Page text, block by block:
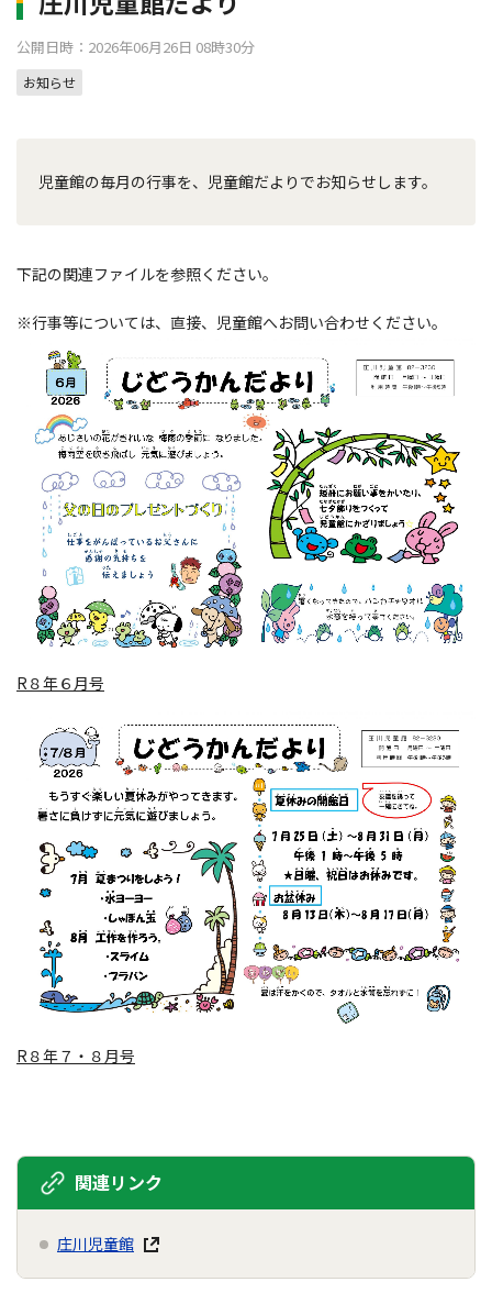
公開日時：2026年06月26日 08時30分
お知らせ
児童館の毎月の行事を、児童館だよりでお知らせします。
下記の関連ファイルを参照ください。
※行事等については、直接、児童館へお問い合わせください。
R８年６月号
R８年７・８月号
関連リンク
庄川児童館